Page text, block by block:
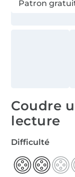
Patron
Coudre
lecture
Difficulté